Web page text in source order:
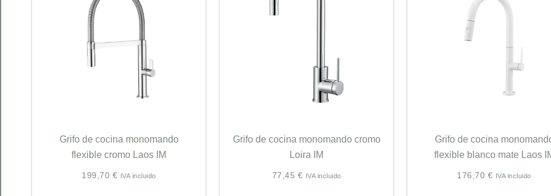
Grifo de cocina monomando
flexible cromo Laos IM
199,70 € IVA incluido
Grifo de cocina monomando cromo
Loira IM
77,45 € IVA incluido
Grifo de cocina
flexible blanco mate Laos
176,70 € IVA incluido